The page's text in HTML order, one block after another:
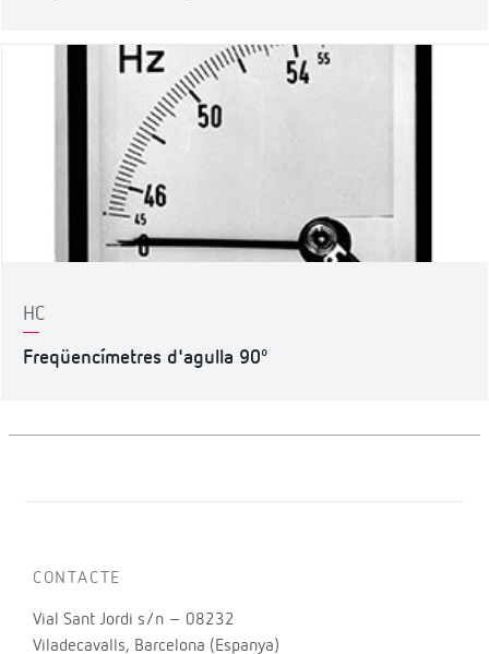
HC
Freqüencímetres d'agulla 90º
CONTACTE
Vial Sant Jordi s/n – 08232
Viladecavalls, Barcelona (Espanya)